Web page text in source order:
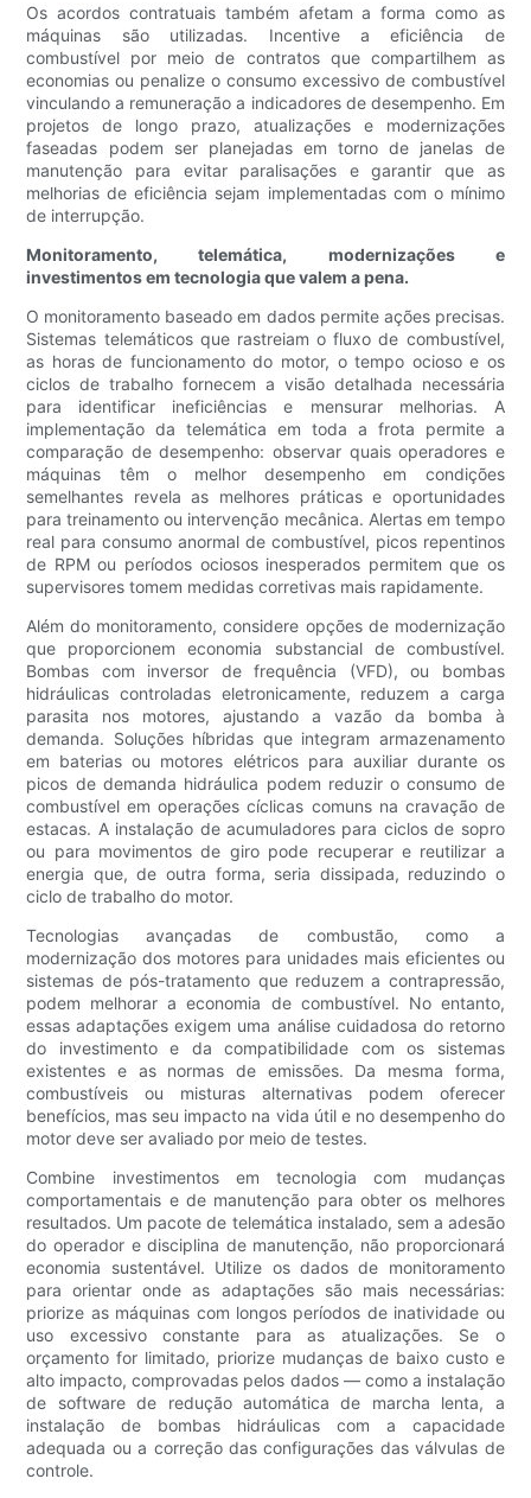
Os acordos contratuais também afetam a forma como as
máquinas são utilizadas. Incentive a eficiência de
combustível por meio de contratos que compartilhem as
economias ou penalize o consumo excessivo de combustível
vinculando a remuneração a indicadores de desempenho. Em
projetos de longo prazo, atualizações e modernizações
faseadas podem ser planejadas em torno de janelas de
manutenção para evitar paralisações e garantir que as
melhorias de eficiência sejam implementadas com o mínimo
de interrupção.
Monitoramento, telemática, modernizações e
investimentos em tecnologia que valem a pena.
O monitoramento baseado em dados permite ações precisas.
Sistemas telemáticos que rastreiam o fluxo de combustível,
as horas de funcionamento do motor, o tempo ocioso e os
ciclos de trabalho fornecem a visão detalhada necessária
para identificar ineficiências e mensurar melhorias. A
implementação da telemática em toda a frota permite a
comparação de desempenho: observar quais operadores e
máquinas têm o melhor desempenho em condições
semelhantes revela as melhores práticas e oportunidades
para treinamento ou intervenção mecânica. Alertas em tempo
real para consumo anormal de combustível, picos repentinos
de RPM ou períodos ociosos inesperados permitem que os
supervisores tomem medidas corretivas mais rapidamente.
Além do monitoramento, considere opções de modernização
que proporcionem economia substancial de combustível.
Bombas com inversor de frequência (VFD), ou bombas
hidráulicas controladas eletronicamente, reduzem a carga
parasita nos motores, ajustando a vazão da bomba à
demanda. Soluções híbridas que integram armazenamento
em baterias ou motores elétricos para auxiliar durante os
picos de demanda hidráulica podem reduzir o consumo de
combustível em operações cíclicas comuns na cravação de
estacas. A instalação de acumuladores para ciclos de sopro
ou para movimentos de giro pode recuperar e reutilizar a
energia que, de outra forma, seria dissipada, reduzindo o
ciclo de trabalho do motor.
Tecnologias avançadas de combustão, como a
modernização dos motores para unidades mais eficientes ou
sistemas de pós-tratamento que reduzem a contrapressão,
podem melhorar a economia de combustível. No entanto,
essas adaptações exigem uma análise cuidadosa do retorno
do investimento e da compatibilidade com os sistemas
existentes e as normas de emissões. Da mesma forma,
combustíveis ou misturas alternativas podem oferecer
benefícios, mas seu impacto na vida útil e no desempenho do
motor deve ser avaliado por meio de testes.
Combine investimentos em tecnologia com mudanças
comportamentais e de manutenção para obter os melhores
resultados. Um pacote de telemática instalado, sem a adesão
do operador e disciplina de manutenção, não proporcionará
economia sustentável. Utilize os dados de monitoramento
para orientar onde as adaptações são mais necessárias:
priorize as máquinas com longos períodos de inatividade ou
uso excessivo constante para as atualizações. Se o
orçamento for limitado, priorize mudanças de baixo custo e
alto impacto, comprovadas pelos dados — como a instalação
de software de redução automática de marcha lenta, a
instalação de bombas hidráulicas com a capacidade
adequada ou a correção das configurações das válvulas de
controle.